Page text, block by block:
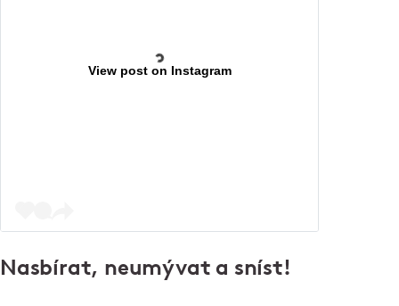
View post on Instagram
Nasbírat, neumývat a sníst!